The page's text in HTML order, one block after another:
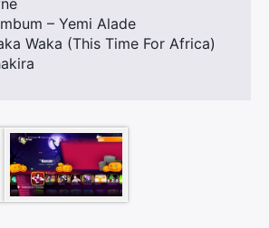
– Yemi Alade
Waka (This Time For Africa)